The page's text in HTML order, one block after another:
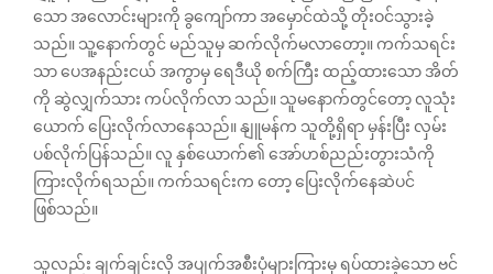
သော အလောင်းများကို ခွကျော်ကာ အမှောင်ထဲသို့ တိုးဝင်သွားခဲ့
သည်။ သူ့နောက်တွင် မည်သူမှ ဆက်လိုက်မလာတော့။ ကက်သရင်း
သာ ပေအနည်းငယ် အကွာမှ ရေဒီယို စက်ကြီး ထည့်ထားသော အိတ်
ကို ဆွဲလျှက်သား ကပ်လိုက်လာ သည်။ သူမနောက်တွင်တော့ လူသုံး
ယောက် ပြေးလိုက်လာနေသည်။ နျူမန်က သူတို့ရှိရာ မှန်းပြီး လှမ်း
ပစ်လိုက်ပြန်သည်။ လူ နှစ်ယောက်၏ အော်ဟစ်ညည်းတွားသံကို
ကြားလိုက်ရသည်။ ကက်သရင်းက တော့ ပြေးလိုက်နေဆဲပင်
ဖြစ်သည်။
သူလည်း ချက်ချင်းလို အပျက်အစီးပုံများကြားမှ ရပ်ထားခဲ့သော ဗင်